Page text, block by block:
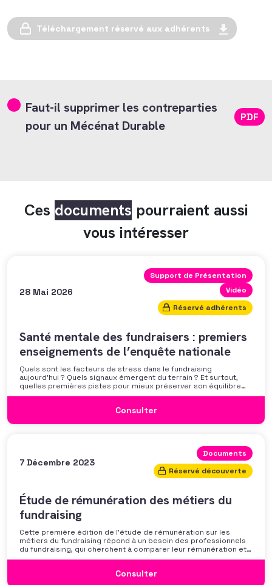
Téléchargement réservé aux adhérents
Faut-il supprimer les contreparties
pour un Mécénat Durable
PDF
Ces documents pourraient aussi
vous intéresser
28 Mai 2026
Support de Présentation
Vidéo
Réservé adhérents
Santé mentale des fundraisers : premiers
enseignements de l’enquête nationale
Quels sont les facteurs de stress dans le fundraising
aujourd’hui ? Quels signaux émergent du terrain ? Et surtout,
quelles premières pistes pour mieux préserver son équilibre
professionnel ? L’AFF vous propose un webinaire pour découvrir
discussion autour des mécanismes
Consulter
7 Décembre 2023
Documents
Réservé découverte
Étude de rémunération des métiers du
fundraising
Cette première édition de l’étude de rémunération sur les
métiers du fundraising répond à un besoin des professionnels
du fundraising, qui cherchent à comparer leur rémunération et à
se positionner. Elle répond également à une préoccupation
des politiques salariales comme un enjeu majeur,
Consulter